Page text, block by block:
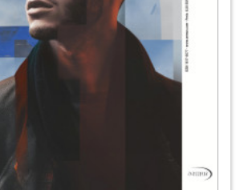
Die neue Generation
im Praxistest (Teil 2)
Schinz
GmbH